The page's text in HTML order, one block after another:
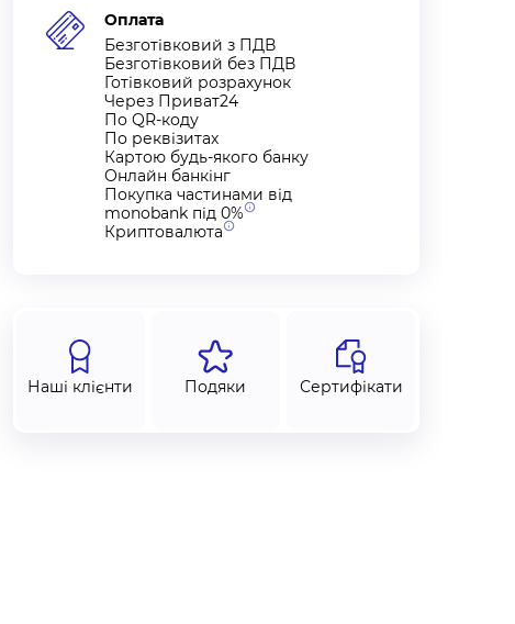
Оплата
Безготівковий з ПДВ
Безготівковий без ПДВ
Готівковий розрахунок
Через Приват24
По QR-коду
По реквізитах
Картою будь-якого банку
Онлайн банкінг
Покупка частинами від
monobank під 0%
Криптовалюта
Наші клієнти Подяки Сертифікати